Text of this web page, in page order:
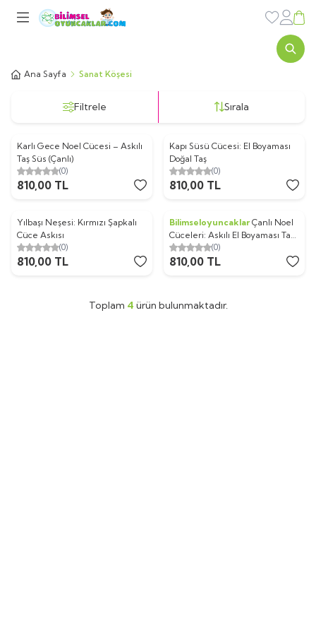
Favorilerim
Ana Sayfa Sanat Köşesi
Filtrele Sırala
Yeni
Karlı Gece Noel Cücesi – Askılı
Taş Süs (Çanlı)
(0)
810,00 TL
Yeni
Kapı Süsü Cücesi: El Boyaması
Doğal Taş
(0)
810,00 TL
Yeni
Yılbaşı Neşesi: Kırmızı Şapkalı
Cüce Askısı
(0)
810,00 TL
Yeni
BilimseloyuncaklarÇanlı Noel
Cüceleri: Askılı El Boyaması Taş
Süsü
(0)
810,00 TL
Toplam 4 ürün bulunmaktadır.